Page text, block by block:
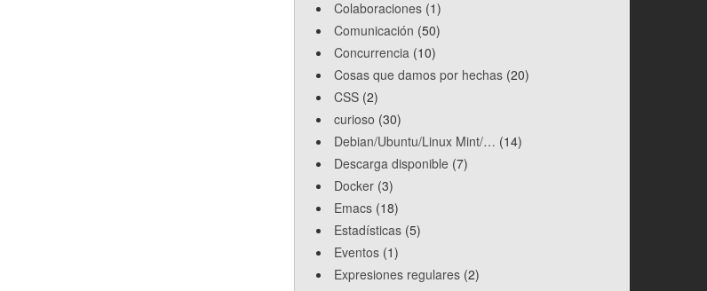
Colaboraciones (1)
Comunicación (50)
Concurrencia (10)
Cosas que damos por hechas (20)
CSS (2)
curioso (30)
Debian/Ubuntu/Linux Mint/… (14)
Descarga disponible (7)
Docker (3)
Emacs (18)
Estadísticas (5)
Eventos (1)
Expresiones regulares (2)